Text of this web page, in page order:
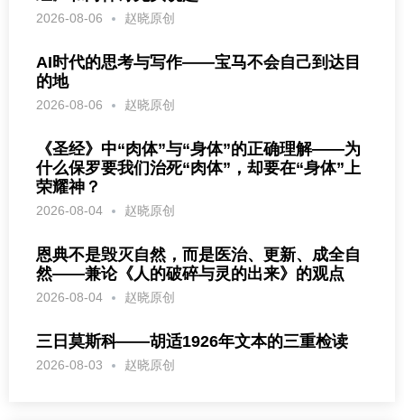
2026-08-06 赵晓原创
AI时代的思考与写作——宝马不会自己到达目
的地
2026-08-06 赵晓原创
《圣经》中“肉体”与“身体”的正确理解——为
什么保罗要我们治死“肉体”，却要在“身体”上
荣耀神？
2026-08-04 赵晓原创
恩典不是毁灭自然，而是医治、更新、成全自
然——兼论《人的破碎与灵的出来》的观点
2026-08-04 赵晓原创
三日莫斯科——胡适1926年文本的三重检读
2026-08-03 赵晓原创